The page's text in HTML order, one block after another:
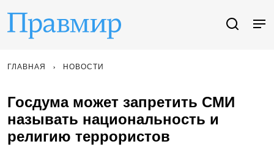
ГЛАВНАЯ НОВОСТИ
Госдума может запретить СМИ
называть национальность и
религию террористов